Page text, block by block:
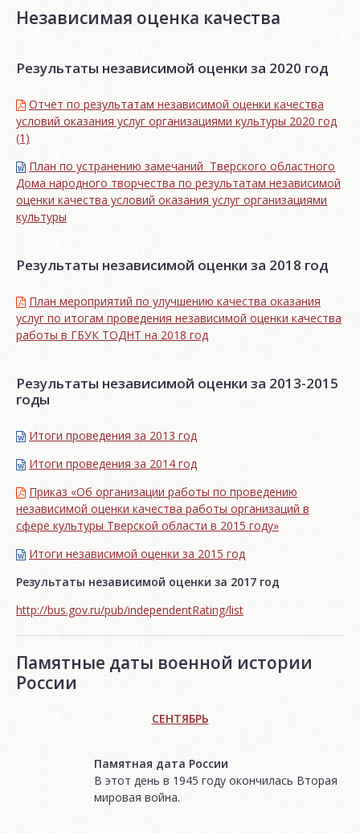
Независимая оценка качества
Результаты независимой оценки за 2020 год
Отчет по результатам независимой оценки качества
условий оказания услуг организациями культуры 2020 год
(1)
План по устранению замечаний Тверского областного
Дома народного творчества по результатам независимой
оценки качества условий оказания услуг организациями
культуры
Результаты независимой оценки за 2018 год
План мероприятий по улучшению качества оказания
услуг по итогам проведения независимой оценки качества
работы в ГБУК ТОДНТ на 2018 год
Результаты независимой оценки за 2013-2015
годы
Итоги проведения за 2013 год
Итоги проведения за 2014 год
Приказ «Об организации работы по проведению
независимой оценки качества работы организаций в
сфере культуры Тверской области в 2015 году»
Итоги независимой oценки за 2015 год
Результаты независимой оценки за 2017 год
http://bus.gov.ru/pub/independentRating/list
Памятные даты военной истории
России
СЕНТЯБРЬ
Памятная дата России
В этот день в 1945 году окончилась Вторая
мировая война.